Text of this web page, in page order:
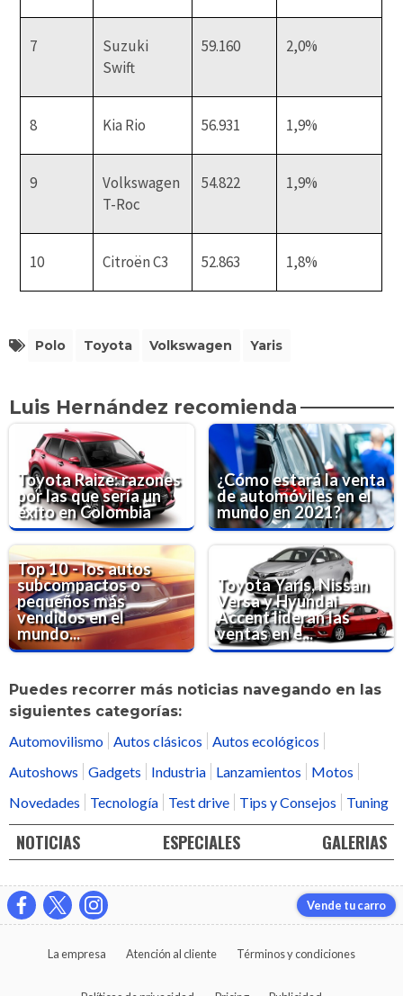
7
Suzuki
Swift
59.160 2,0%
8 Kia Rio 56.931 1,9%
9
Volkswagen
T-Roc
54.822 1,9%
10 Citroën C3 52.863 1,8%
Polo Toyota Volkswagen Yaris
Luis Hernández recomienda
Toyota Raize: razones
por las que sería un
éxito en Colombia
¿Cómo estará la venta
de automóviles en el
mundo en 2021?
Top 10 - los autos
subcompactos o
pequeños más
vendidos en el
mundo...
Toyota Yaris, Nissan
Versa y Hyundai
Accent lideran las
ventas en e...
Puedes recorrer más noticias navegando en las
siguientes categorías:
Automovilismo Autos clásicos
Autos ecológicos
Autoshows
Gadgets Industria Lanzamientos
Motos
Novedades
Tecnología Test drive Tips y Consejos Tuning
NOTICIAS ESPECIALES GALERIAS
Vende tu carro
La empresa Atención al cliente Términos y condiciones